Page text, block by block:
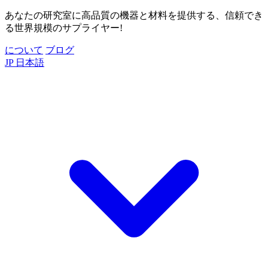
あなたの研究室に高品質の機器と材料を提供する、信頼でき
る世界規模のサプライヤー!
について ブログ
JP 日本語